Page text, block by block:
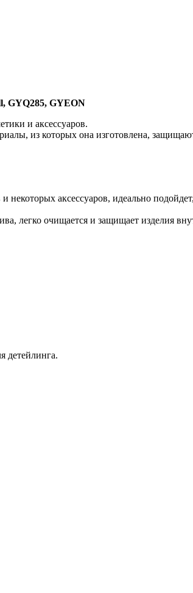
GYQ285, GYEON
и аксессуаров.
из которых она изготовлена,
аксессуаров, идеально
легко очищается и защищает изделия
детейлинга.